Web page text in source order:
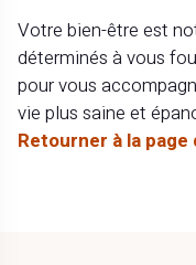
Votre bien-être est
déterminés à vous
pour vous
vie plus saine et
Retourner à la